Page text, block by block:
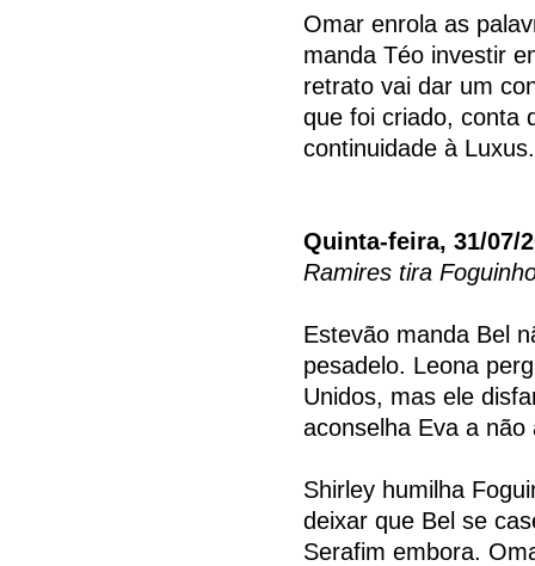
Omar enrola as
manda Téo investir
retrato vai dar um
que foi criado, conta
continuidade à
Quinta-feira, 31/07/
Ramires tira
Estevão manda Bel
pesadelo. Leona
Unidos, mas ele
aconselha Eva a
Shirley humilha
deixar que Bel se
Serafim embora.